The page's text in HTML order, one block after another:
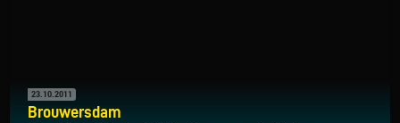
23.10.2011
Brouwersdam